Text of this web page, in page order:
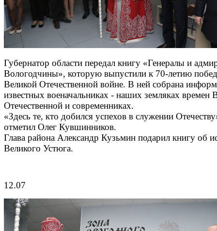
Губернатор области передал книгу «Генералы и
Вологодчины», которую выпустили к 70-летию
Великой Отечественной войне. В ней собрана
известных военачальниках - наших земляках времен
Отечественной и современниках.
«Здесь те, кто добился успехов в служении
отметил Олег Кувшинников.
Глава района Александр Кузьмин подарил книгу об
Великого Устюга.
12.07